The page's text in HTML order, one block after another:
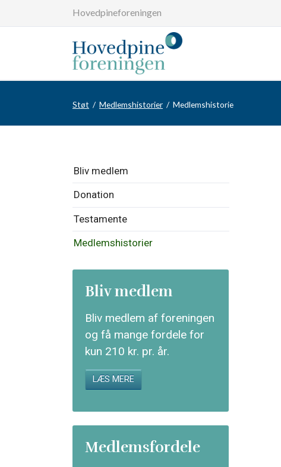
Hovedpineforeningen
Støt Medlemshistorier Medlemshistorie
Overspring
navigationen
Bliv medlem
Donation
Testamente
Medlemshistorier
Bliv medlem
Bliv medlem af foreningen
og få mange fordele for
kun 210 kr. pr. år.
LÆS MERE
Medlemsfordele